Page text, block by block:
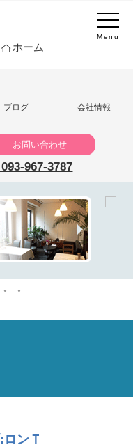
Menu
ホーム
ブログ 会社情報
お問い合わせ
967-3787
ロンＴ